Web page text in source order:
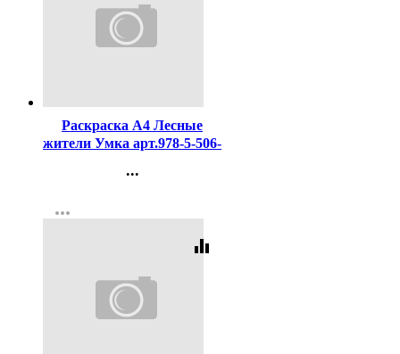
Раскраска А4 Лесные
жители Умка арт.978-5-506-
...
Регистрация
more_horiz
equalizer